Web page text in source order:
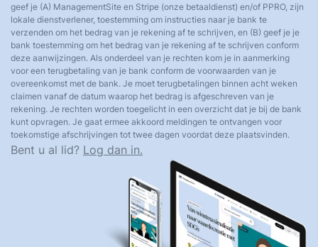
geef je (A) ManagementSite en Stripe (onze betaaldienst) en/of PPRO, zijn
lokale dienstverlener, toestemming om instructies naar je bank te
verzenden om het bedrag van je rekening af te schrijven, en (B) geef je je
bank toestemming om het bedrag van je rekening af te schrijven conform
deze aanwijzingen. Als onderdeel van je rechten kom je in aanmerking
voor een terugbetaling van je bank conform de voorwaarden van je
overeenkomst met de bank. Je moet terugbetalingen binnen acht weken
claimen vanaf de datum waarop het bedrag is afgeschreven van je
rekening. Je rechten worden toegelicht in een overzicht dat je bij de bank
kunt opvragen. Je gaat ermee akkoord meldingen te ontvangen voor
toekomstige afschrijvingen tot twee dagen voordat deze plaatsvinden.
Bent u al lid? Log dan in.